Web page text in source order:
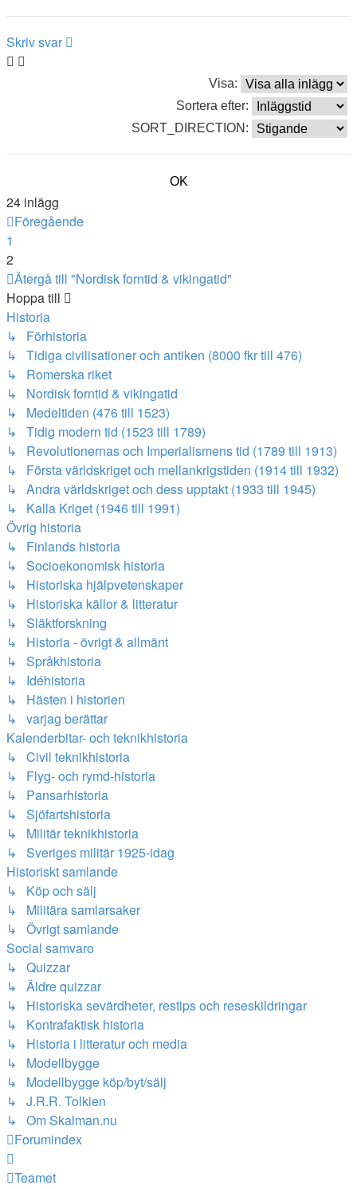
Skriv svar
Visa:
Sortera efter:
SORT_DIRECTION:
24 inlägg
Föregående
1
2
Återgå till "Nordisk forntid & vikingatid"
Hoppa till
Historia
↳ Förhistoria
↳ Tidiga civilisationer och antiken (8000 fkr till 476)
↳ Romerska riket
↳ Nordisk forntid & vikingatid
↳ Medeltiden (476 till 1523)
↳ Tidig modern tid (1523 till 1789)
↳ Revolutionernas och Imperialismens tid (1789 till 1913)
↳ Första världskriget och mellankrigstiden (1914 till 1932)
↳ Andra världskriget och dess upptakt (1933 till 1945)
↳ Kalla Kriget (1946 till 1991)
Övrig historia
↳ Finlands historia
↳ Socioekonomisk historia
↳ Historiska hjälpvetenskaper
↳ Historiska källor & litteratur
↳ Släktforskning
↳ Historia - övrigt & allmänt
↳ Språkhistoria
↳ Idéhistoria
↳ Hästen i historien
↳ varjag berättar
Kalenderbitar- och teknikhistoria
↳ Civil teknikhistoria
↳ Flyg- och rymd-historia
↳ Pansarhistoria
↳ Sjöfartshistoria
↳ Militär teknikhistoria
↳ Sveriges militär 1925-idag
Historiskt samlande
↳ Köp och sälj
↳ Militära samlarsaker
↳ Övrigt samlande
Social samvaro
↳ Quizzar
↳ Äldre quizzar
↳ Historiska sevärdheter, restips och reseskildringar
↳ Kontrafaktisk historia
↳ Historia i litteratur och media
↳ Modellbygge
↳ Modellbygge köp/byt/sälj
↳ J.R.R. Tolkien
↳ Om Skalman.nu
Forumindex
Teamet